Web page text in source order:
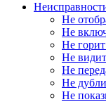
Не
Не
Не
Не
Не
Не
Не